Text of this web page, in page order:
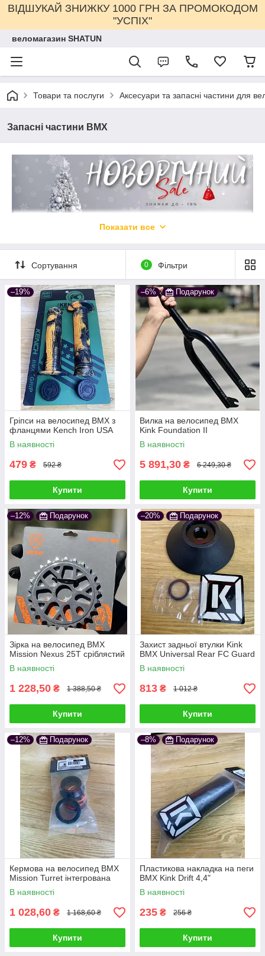
ВІДШУКАЙ ЗНИЖКУ 1000 ГРН ЗА ПРОМОКОДОМ
"УСПІХ"
веломагазин SHATUN
Товари та послуги Аксесуари та запасні частини для
Запасні частини BMX
Показати все
Сортування 0 Фільтри
–19%
Гріпси на велосипед BMX з
фланцями Kench Iron USA
В наявності
479 ₴ 592 ₴
Купити
–6% Подарунок
Вилка на велосипед BMX
Kink Foundation II
В наявності
5 891,30 ₴ 6 249,30 ₴
Купити
–12% Подарунок
Зірка на велосипед BMX
Mission Nexus 25Т сріблястий
В наявності
1 228,50 ₴ 1 388,50 ₴
Купити
–20% Подарунок
Захист задньої втулки Kink
BMX Universal Rear FC Guard
В наявності
813 ₴ 1 012 ₴
Купити
–12% Подарунок
Кермова на велосипед BMX
Mission Turret інтегрована
В наявності
1 028,60 ₴ 1 168,60 ₴
Купити
–8% Подарунок
Пластикова накладка на пеги
BMX Kink Drift 4,4"
В наявності
235 ₴ 256 ₴
Купити